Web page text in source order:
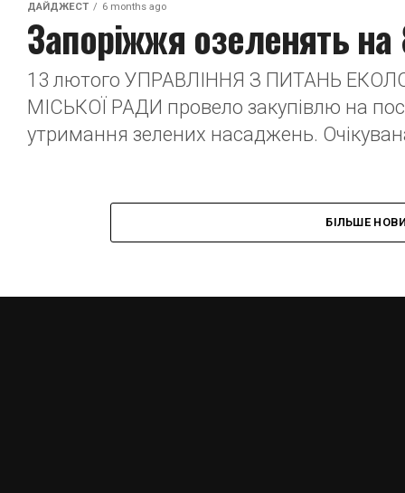
ДАЙДЖЕСТ 6 months ago
Запоріжжя озеленять
13 лютого УПРАВЛІННЯ З ПИТАНЬ
МІСЬКОЇ РАДИ провело закупівлю на
утримання зелених насаджень.
БІЛЬШЕ